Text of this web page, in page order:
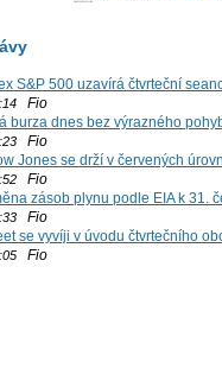
S&P 500 uzavírá čtvrteční
Fio
burza dnes bez výrazného
Fio
Jones se drží v červených
Fio
zásob plynu podle EIA k 31.
Fio
se vyvíji v úvodu čtvrtečního
Fio